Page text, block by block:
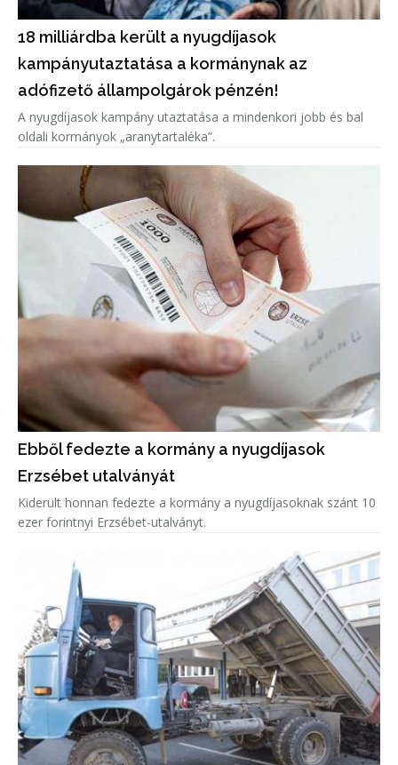
18 milliárdba került a nyugdíjasok
kampányutaztatása a kormánynak az
adófizető állampolgárok pénzén!
A nyugdíjasok kampány utaztatása a mindenkori jobb és bal
oldali kormányok „aranytartaléka”.
Ebből fedezte a kormány a nyugdíjasok
Erzsébet utalványát
Kiderült honnan fedezte a kormány a nyugdíjasoknak szánt 10
ezer forintnyi Erzsébet-utalványt.